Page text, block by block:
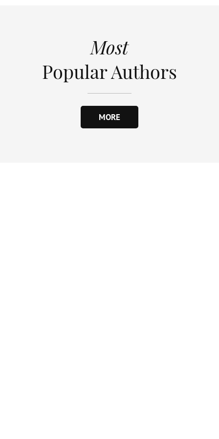
Most
Popular Authors
MORE